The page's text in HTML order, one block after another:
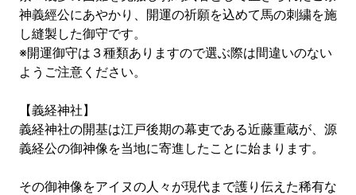
神義經公にあやかり、開運の祈願を込めて馬の刺繍を施
し縫製した御守です。
※開運御守は３種類ありますので選ぶ際は間違いのない
ようご注意ください。
【義経神社】
義経神社の開基は江戸後期の幕吏である近藤重蔵が、源
義経公の御神像を当地に寄進したことに始まります。
その御神像をアイヌの人々が現代まで護り伝えた稀有な